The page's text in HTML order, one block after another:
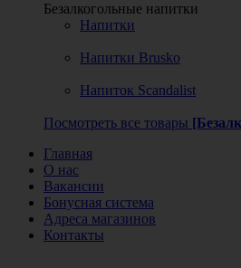
Безалкогольные напитки
Напитки
Напитки Brusko
Напиток Scandalist
Посмотреть все товары
Главная
О нас
Вакансии
Бонусная система
Адреса магазинов
Контакты